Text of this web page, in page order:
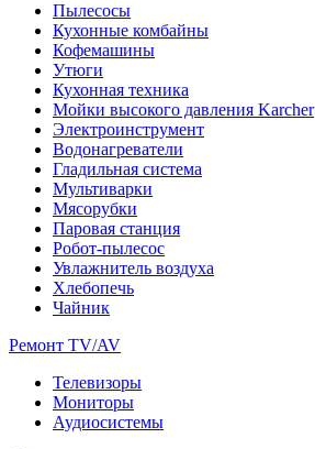
Пылесосы
Кухонные комбайны
Кофемашины
Утюги
Кухонная техника
Мойки высокого давления Karcher
Электроинструмент
Водонагреватели
Гладильная система
Мультиварки
Мясорубки
Паровая станция
Робот-пылесос
Увлажнитель воздуха
Хлебопечь
Чайник
Ремонт TV/AV
Телевизоры
Мониторы
Аудиосистемы